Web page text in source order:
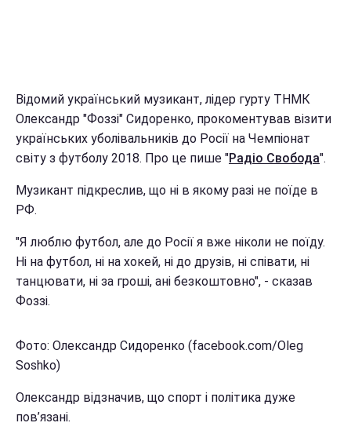
Відомий український музикант, лідер гурту ТНМК
Олександр "Фоззі" Сидоренко, прокоментував візити
українських уболівальників до Росії на Чемпіонат
світу з футболу 2018. Про це пише "Радіо Свобода".
Музикант підкреслив, що ні в якому разі не поїде в
РФ.
"Я люблю футбол, але до Росії я вже ніколи не поїду.
Ні на футбол, ні на хокей, ні до друзів, ні співати, ні
танцювати, ні за гроші, ані безкоштовно", - сказав
Фоззі.
Фото: Олександр Сидоренко (facebook.com/Oleg
Soshko)
Олександр відзначив, що спорт і політика дуже
пов’язані.